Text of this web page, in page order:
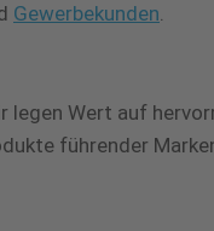
Gewerbekunden.
legen Wert auf
führender